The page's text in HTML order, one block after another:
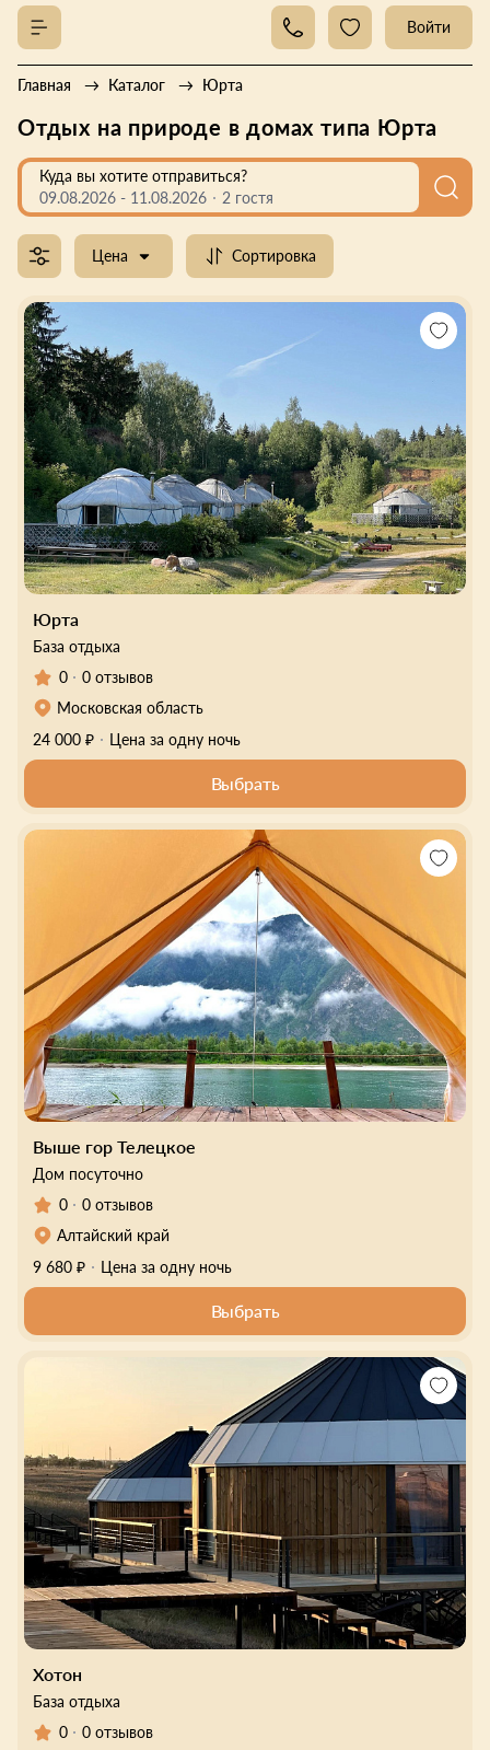
Войти
Главная Каталог Юрта
Отдых на природе в домах типа Юрта
Куда вы хотите отправиться?
09.08.2026 - 11.08.2026 2 гостя
Цена Сортировка
Юрта
База отдыха
0
0 отзывов
Московская область
24 000 ₽
Цена за одну ночь
Выбрать
Выше гор Телецкое
Дом посуточно
0
0 отзывов
Алтайский край
9 680 ₽
Цена за одну ночь
Выбрать
Хотон
База отдыха
0
0 отзывов